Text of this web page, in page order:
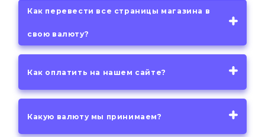
Как перевести все страницы магазина в
свою валюту?
Как оплатить на нашем сайте?
Какую валюту мы принимаем?